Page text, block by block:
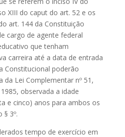
XIII do caput do art. 52 e os
art. 144 da Constituição
cargo de agente federal
que tenham
carreira até a data de entrada
Constitucional poderão
da Lei Complementar nº 51,
observada a idade
e cinco) anos para ambos os
3º.
tempo de exercício em